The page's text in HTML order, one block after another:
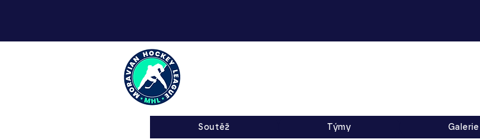
Soutěž Týmy Galerie